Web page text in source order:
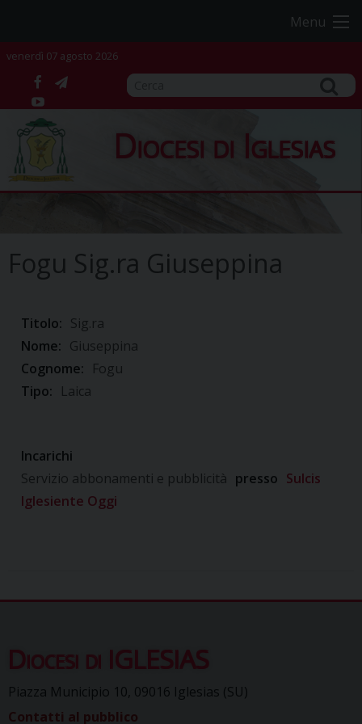
content
Menu
venerdì 07 agosto 2026
facebook
telegram
YouTube
Diocesi di Iglesias
Fogu Sig.ra Giuseppina
Titolo: Sig.ra
Nome: Giuseppina
Cognome: Fogu
Tipo: Laica
Incarichi
Servizio abbonamenti e pubblicità presso Sulcis
Iglesiente Oggi
Diocesi di IGLESIAS
Piazza Municipio 10, 09016 Iglesias (SU)
Contatti al pubblico